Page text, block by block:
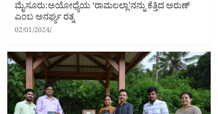
ಮೈಸೂರು:ಅಯೋಧ್ಯೆಯ ‘ರಾಮಲಲ್ಲಾ’ನನ್ನು ಕೆತ್ತಿದ ಅರುಣ್
ಎಂಬ ಅನರ್ಘ್ಯ ರತ್ನ
02/01/2024